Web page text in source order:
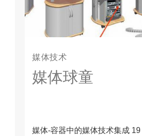
媒体技术
媒体球童
媒体-容器中的媒体技术集成